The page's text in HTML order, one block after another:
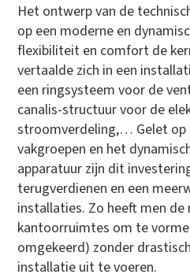
Het ontwerp van de
op een moderne en
flexibiliteit en comfort de
vertaalde zich in een
een ringsysteem voor de
canalis-structuur voor de
stroomverdeling,… Gelet op
vakgroepen en het
apparatuur zijn dit
terugverdienen en een
installaties. Zo heeft men de
kantoorruimtes om te
omgekeerd) zonder
installatie uit te voeren.